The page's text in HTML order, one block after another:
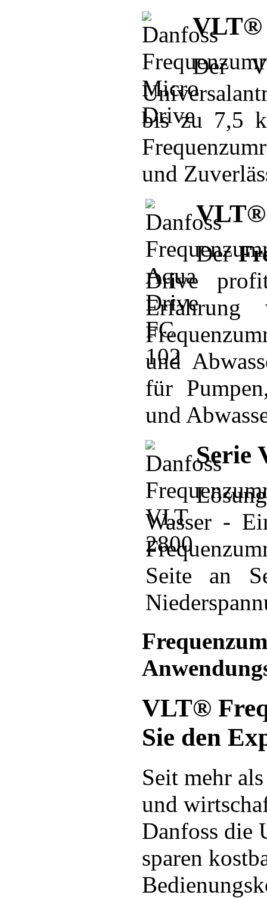
VLT®
Der
bis zu 7,5
und
VLT®
Der
Drive
Erfahrung
und
für
und
Serie
Wasser -
Seite an
VLT®
Sie den
Seit mehr
und
Danfoss die
sparen